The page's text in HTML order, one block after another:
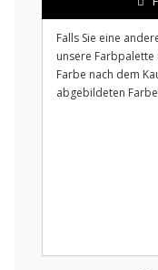
Falls Sie eine
unsere Farbpalette
Farbe nach dem
abgebildeten